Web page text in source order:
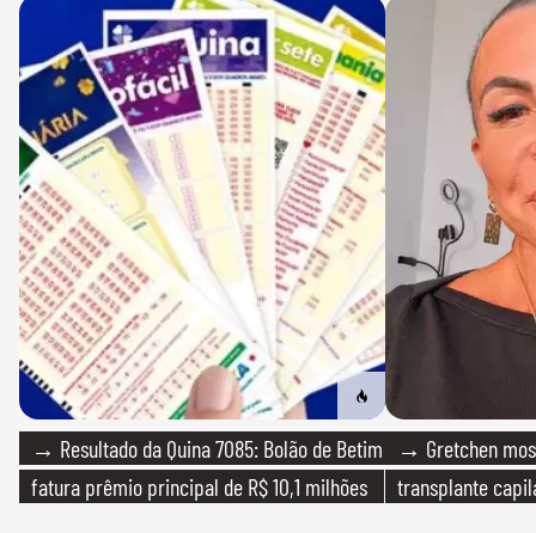
→ Resultado da Quina 7085: Bolão de Betim
fatura prêmio principal de R$ 10,1 milhões
→ Gretchen
transplante